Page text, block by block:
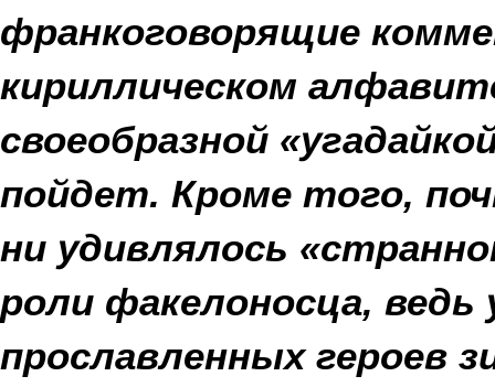
франкоговорящие
кириллическом
своеобразной
пойдет. Кроме того,
ни удивлялось
роли факелоносца, ведь
прославленных героев